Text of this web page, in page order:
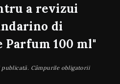
a revizui
di
Parfum 100 ml"
publicată. Câmpurile obligatorii